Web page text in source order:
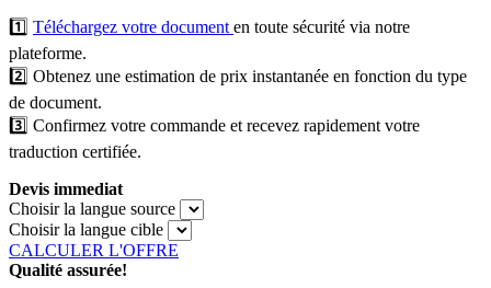
1️⃣ Téléchargez votre document en toute sécurité via notre
plateforme.
2️⃣ Obtenez une estimation de prix instantanée en fonction du type
de document.
3️⃣ Confirmez votre commande et recevez rapidement votre
traduction certifiée.
Devis immediat
Choisir la langue source
Choisir la langue cible
CALCULER L'OFFRE
Qualité assurée!